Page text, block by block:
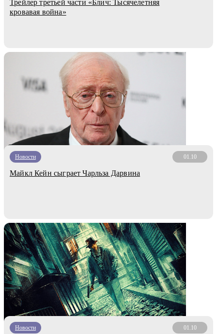
Трейлер третьей части «Блич: Тысячелетняя
кровавая война»
Новости 01.10
Майкл Кейн сыграет Чарльза Дарвина
Новости 01.10